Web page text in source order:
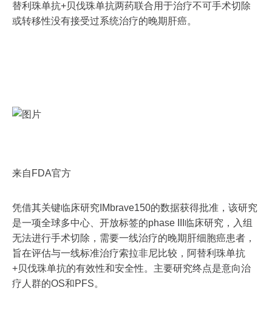
替利珠单抗+贝伐珠单抗两药联合用于治疗不可手术切除
或转移性没有接受过系统治疗的晚期肝癌。
来自FDA官方
凭借其关键临床研究IMbrave150的数据获得批准，该研究
是一项全球多中心、开放标签的phase III临床研究，入组
无法进行手术切除，需要一线治疗的晚期肝细胞癌患者，
旨在评估与一线标准治疗索拉非尼比较，阿替利珠单抗
+贝伐珠单抗的有效性和安全性。主要研究终点是意向治
疗人群的OS和PFS。